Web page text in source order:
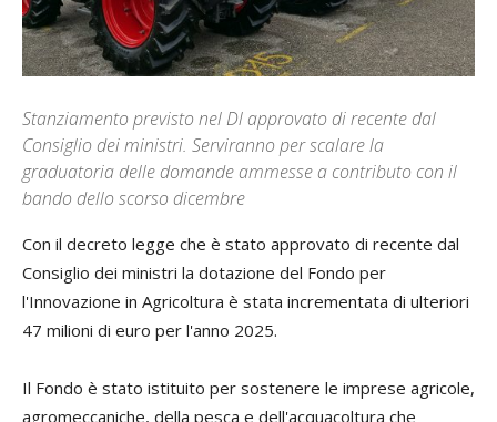
Stanziamento previsto nel Dl approvato di recente dal
Consiglio dei ministri. Serviranno per scalare la
graduatoria delle domande ammesse a contributo con il
bando dello scorso dicembre
Con il decreto legge che è stato approvato di recente dal
Consiglio dei ministri la dotazione del Fondo per
l'Innovazione in Agricoltura è stata incrementata di ulteriori
47 milioni di euro per l'anno 2025.
Il Fondo è stato istituito per sostenere le imprese agricole,
agromeccaniche, della pesca e dell'acquacoltura che